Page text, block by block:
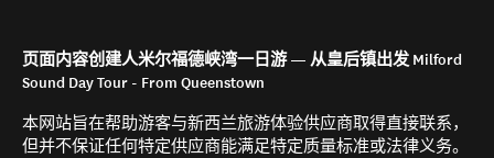
页面内容创建人米尔福德峡湾一日游 — 从皇后镇出发 Milford
Sound Day Tour - From Queenstown
本网站旨在帮助游客与新西兰旅游体验供应商取得直接联系，
但并不保证任何特定供应商能满足特定质量标准或法律义务。